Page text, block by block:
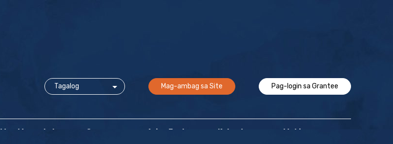
Mag-ambag sa Site Pag-login sa Grantee
Mga Mapagkukunan at Suporta Ating Epekto Kalendaryo Makipag-ugnayan